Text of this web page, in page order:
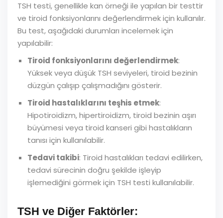
TSH testi, genellikle kan örneği ile yapılan bir testtir
ve tiroid fonksiyonlarını değerlendirmek için kullanılır.
Bu test, aşağıdaki durumları incelemek için
yapılabilir:
Tiroid fonksiyonlarını değerlendirmek:
Yüksek veya düşük TSH seviyeleri, tiroid bezinin
düzgün çalışıp çalışmadığını gösterir.
Tiroid hastalıklarını teşhis etmek:
Hipotiroidizm, hipertiroidizm, tiroid bezinin aşırı
büyümesi veya tiroid kanseri gibi hastalıkların
tanısı için kullanılabilir.
Tedavi takibi: Tiroid hastalıkları tedavi edilirken,
tedavi sürecinin doğru şekilde işleyip
işlemediğini görmek için TSH testi kullanılabilir.
TSH ve Diğer Faktörler: